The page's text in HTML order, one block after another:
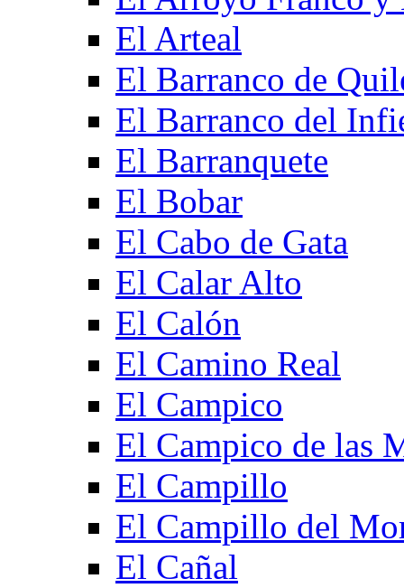
El Arteal
El Barranco de
El Barranco del
El Barranquete
El Bobar
El Cabo de Gata
El Calar Alto
El Calón
El Camino Real
El Campico
El Campico de las
El Campillo
El Campillo del
El Cañal